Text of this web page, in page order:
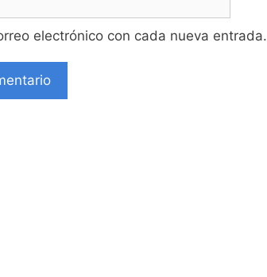
electrónico con cada nueva entrada.